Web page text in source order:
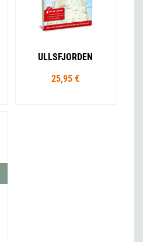
ULLSFJORDEN
25,95 €